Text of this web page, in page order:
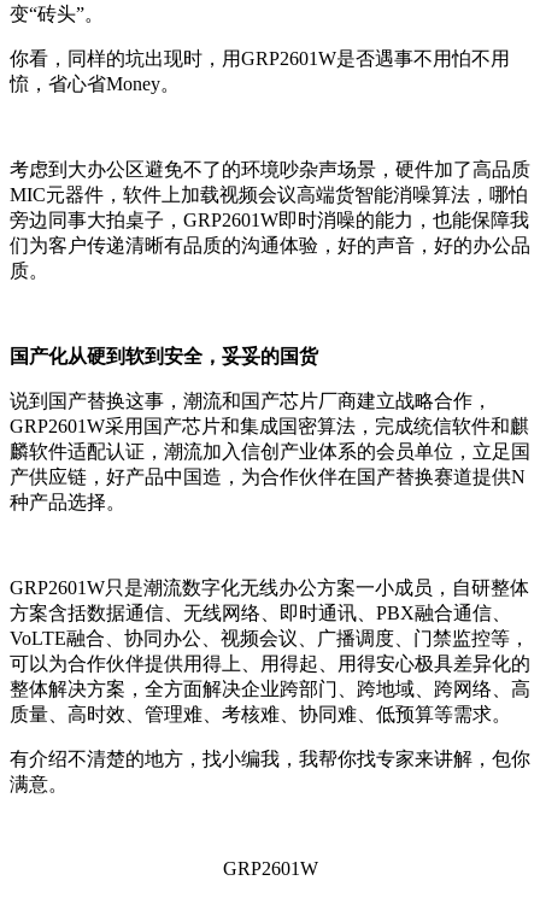
变“砖头”。
你看，同样的坑出现时，用GRP2601W是否遇事不用怕不用
㤺，省心省Money。
考虑到大办公区避免不了的环境吵杂声场景，硬件加了高品质
MIC元器件，软件上加载视频会议高端货智能消噪算法，哪怕
旁边同事大拍桌子， GRP2601W即时消噪的能力，也能保障我
们为客户传递清晰有品质的沟通体验，好的声音，好的办公品
质。
国产化从硬到软到安全，妥妥的国货
说到国产替换这事，潮流和国产芯片厂商建立战略合作，
GRP2601W采用国产芯片和集成国密算法，完成统信软件和麒
麟软件适配认证，潮流加入信创产业体系的会员单位，立足国
产供应链，好产品中国造，为合作伙伴在国产替换赛道提供N
种产品选择。
GRP2601W只是潮流数字化无线办公方案一小成员，自研整体
方案含括数据通信、无线网络、即时通讯、 PBX融合通信、
VoLTE融合、协同办公、视频会议、广播调度、门禁监控等，
可以为合作伙伴提供用得上、用得起、用得安心极具差异化的
整体解决方案，全方面解决企业跨部门、跨地域、跨网络、高
质量、高时效、管理难、考核难、协同难、低预算等需求。
有介绍不清楚的地方，找小编我，我帮你找专家来讲解，包你
满意。
GRP2601W